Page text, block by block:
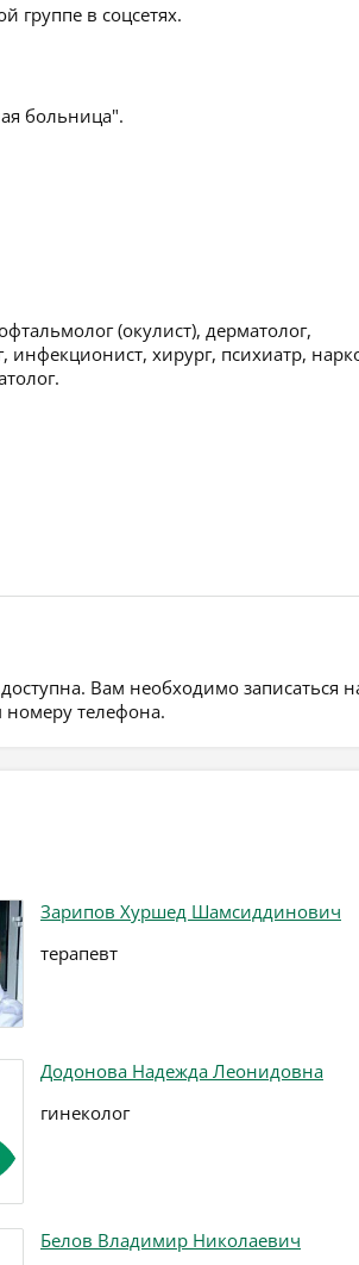
группе в соцсетях.
больница".
(окулист), дерматолог,
инфекционист, хирург, психиатр,
Вам необходимо записаться
телефона.
Зарипов Хуршед Шамсиддинович
терапевт
Додонова Надежда Леонидовна
гинеколог
Белов Владимир Николаевич